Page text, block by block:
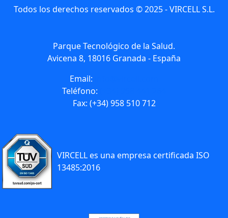
Todos los derechos reservados © 2025 - VIRCELL S.L.
Parque Tecnológico de la Salud.
Avicena 8, 18016 Granada - España
Email:
Teléfono:
Fax: (+34) 958 510 712
VIRCELL es una empresa certificada ISO
13485:2016